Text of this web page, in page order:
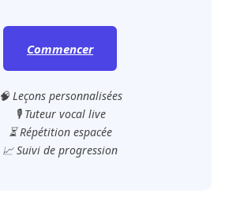
Commencer
🧠 Leçons personnalisées
🎙️ Tuteur vocal live
⏳ Répétition espacée
📈 Suivi de progression